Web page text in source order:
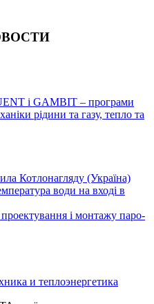
і GAMBIT – програми
рідини та газу, тепло та
Котлонагляду (Україна)
води на вході в
проектування і монтажу паро-
и теплоэнергетика